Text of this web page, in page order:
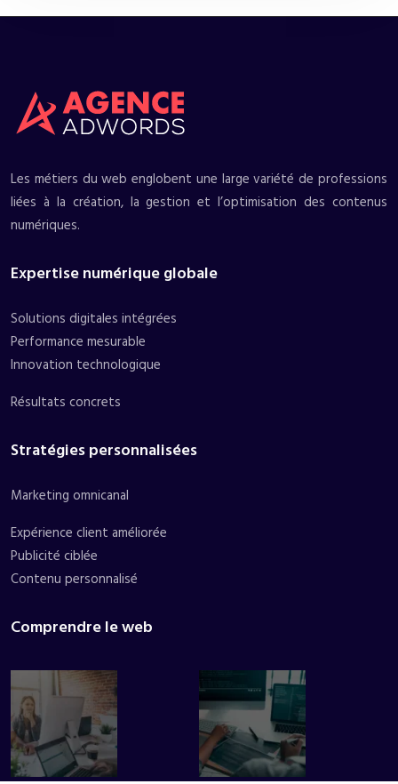
Les métiers du web englobent une large variété de professions
liées à la création, la gestion et l’optimisation des contenus
numériques.
Expertise numérique globale
Solutions digitales intégrées
Performance mesurable
Innovation technologique
Résultats concrets
Stratégies personnalisées
Marketing omnicanal
Expérience client améliorée
Publicité ciblée
Contenu personnalisé
Comprendre le web